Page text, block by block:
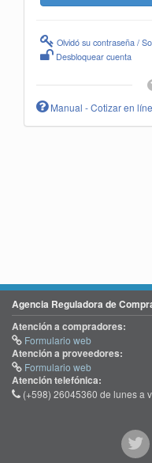
Olvidó su contraseña /
Desbloquear cuenta
Manual - Cotizar en
Agencia Reguladora de
Atención a compradores:
Formulario web
Atención a proveedores:
Formulario web
Atención telefónica:
(+598) 26045360 de lunes a